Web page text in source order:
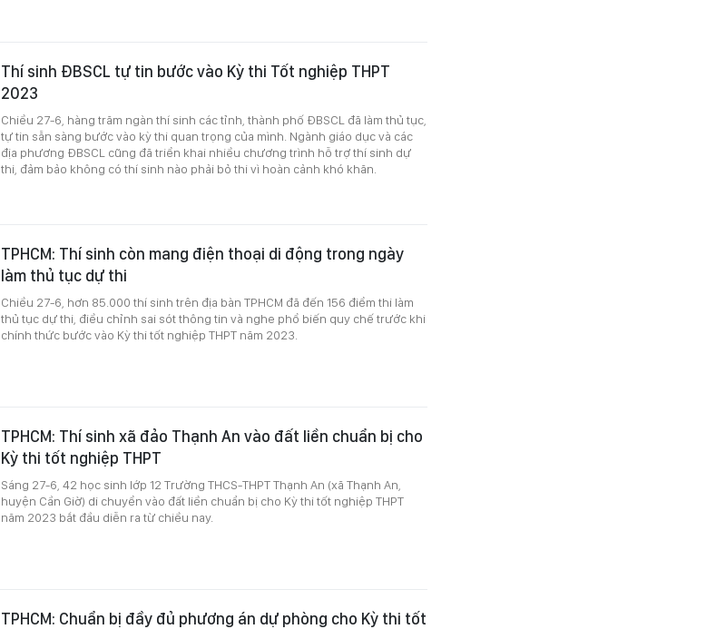
Thí sinh ĐBSCL tự tin bước vào Kỳ thi Tốt nghiệp THPT
2023
Chiều 27-6, hàng trăm ngàn thí sinh các tỉnh, thành phố ĐBSCL đã làm thủ tục,
tự tin sẵn sàng bước vào kỳ thi quan trọng của mình. Ngành giáo dục và các
địa phương ĐBSCL cũng đã triển khai nhiều chương trình hỗ trợ thí sinh dự
thi, đảm bảo không có thí sinh nào phải bỏ thi vì hoàn cảnh khó khăn.
TPHCM: Thí sinh còn mang điện thoại di động trong ngày
làm thủ tục dự thi
Chiều 27-6, hơn 85.000 thí sinh trên địa bàn TPHCM đã đến 156 điểm thi làm
thủ tục dự thi, điều chỉnh sai sót thông tin và nghe phổ biến quy chế trước khi
chính thức bước vào Kỳ thi tốt nghiệp THPT năm 2023.
TPHCM: Thí sinh xã đảo Thạnh An vào đất liền chuẩn bị cho
Kỳ thi tốt nghiệp THPT
Sáng 27-6, 42 học sinh lớp 12 Trường THCS-THPT Thạnh An (xã Thạnh An,
huyện Cần Giờ) di chuyển vào đất liền chuẩn bị cho Kỳ thi tốt nghiệp THPT
năm 2023 bắt đầu diễn ra từ chiều nay.
TPHCM: Chuẩn bị đầy đủ phương án dự phòng cho Kỳ thi tốt